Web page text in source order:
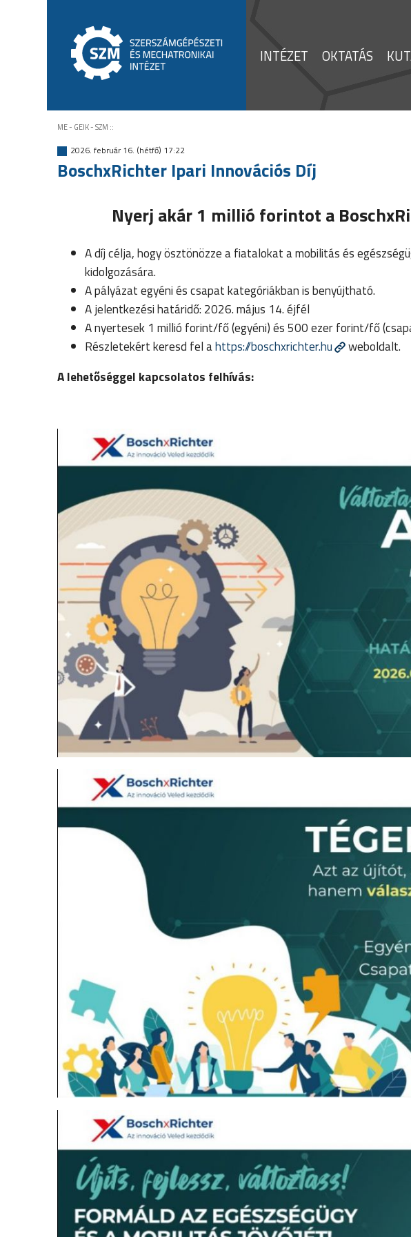
INTÉZET OKTATÁS
ME - GEIK - SZM ::
2026. február 16. (hétfő) 17:22
BoschxRichter Ipari Innovációs Díj
Nyerj akár 1 millió forintot a
A díj célja, hogy ösztönözze a fiatalokat a mobilitás és
kidolgozására.
A pályázat egyéni és csapat kategóriákban is benyújtható.
A jelentkezési határidő: 2026. május 14. éjfél
A nyertesek 1 millió forint/fő (egyéni) és 500 ezer forint/fő
Részletekért keresd fel ahttps://boschxrichter.hu
weboldalt.
A lehetőséggel kapcsolatos felhívás: